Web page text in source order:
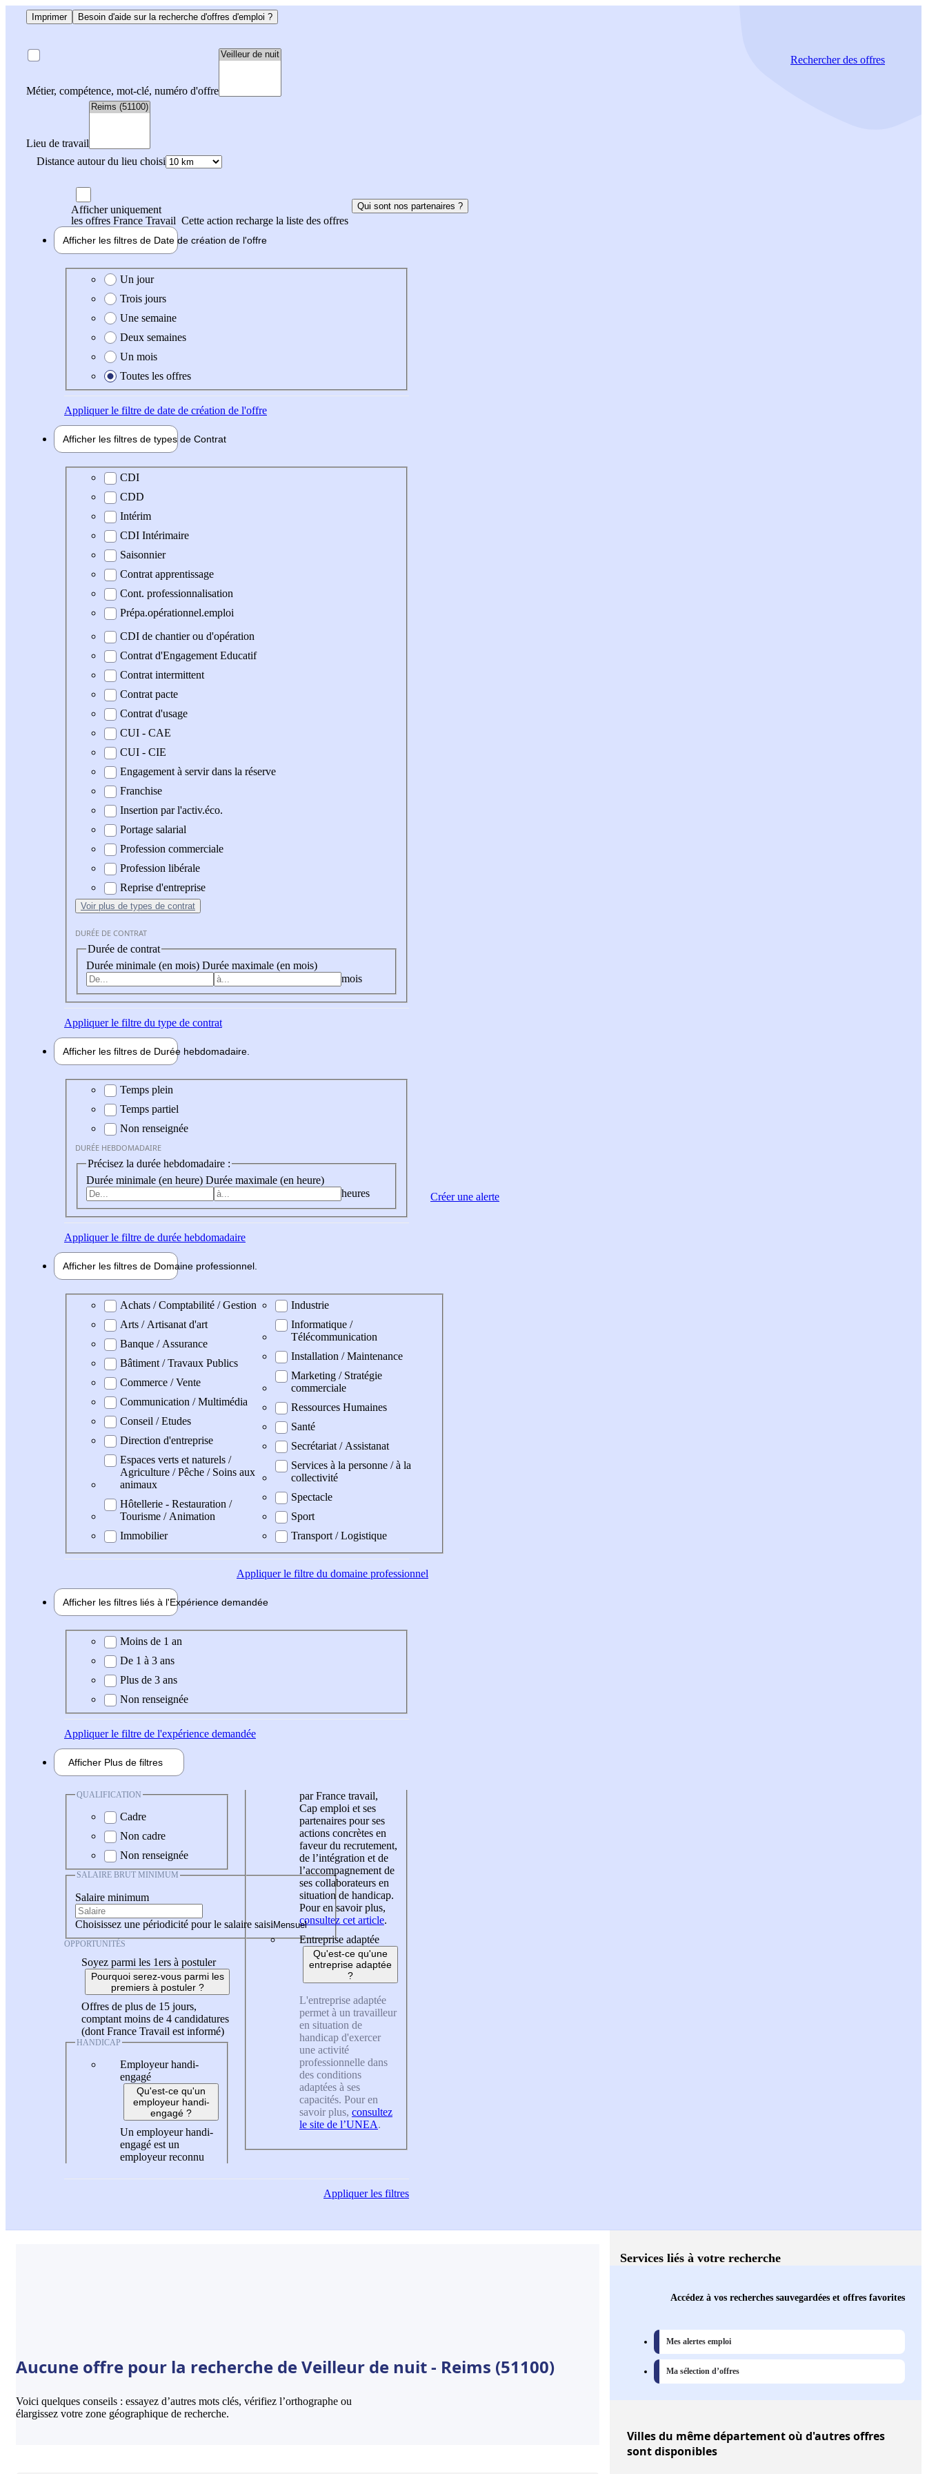
Imprimer Besoin d'aide sur la recherche d'offres d'emploi ?
Métier, compétence, mot-clé, numéro d'offre
Lieu de travail
Distance autour du lieu choisi
Rechercherdes offres
Afficher uniquement
les offres France Travail Cette action recharge la liste des offres
Qui sont nos partenaires ?
Afficher les filtres de Date de création de l'offre
Date de création de l'offre
Un jour
Trois jours
Une semaine
Deux semaines
Un mois
Toutes les offres
Appliquerle filtre de date de création de l'offre
Afficher les filtres de types de Contrat
Type de contrat
CDI
CDD
Intérim
CDI Intérimaire
Saisonnier
Contrat apprentissage
Cont. professionnalisation
Prépa.opérationnel.emploi
CDI de chantier ou d'opération
Contrat d'Engagement Educatif
Contrat intermittent
Contrat pacte
Contrat d'usage
CUI - CAE
CUI - CIE
Engagement à servir dans la réserve
Franchise
Insertion par l'activ.éco.
Portage salarial
Profession commerciale
Profession libérale
Reprise d'entreprise
Voir plus de types de contrat
DURÉE DE CONTRAT
Durée de contrat
Durée minimale (en mois) Durée maximale (en mois)
mois
Appliquerle filtre du type de contrat
Afficher les filtres de Durée hebdomadaire
Durée hebdomadaire
Temps plein
Temps partiel
Non renseignée
DURÉE HEBDOMADAIRE
Précisez la durée hebdomadaire :
Durée minimale (en heure) Durée maximale (en heure)
heures
Appliquerle filtre de durée hebdomadaire
Afficher les filtres de Domaine professionnel
Domaine professionel
Achats / Comptabilité / Gestion
Arts / Artisanat d'art
Banque / Assurance
Bâtiment / Travaux Publics
Commerce / Vente
Communication / Multimédia
Conseil / Etudes
Direction d'entreprise
Espaces verts et naturels /
Agriculture / Pêche / Soins aux
animaux
Hôtellerie - Restauration /
Tourisme / Animation
Immobilier
Industrie
Informatique /
Télécommunication
Installation / Maintenance
Marketing / Stratégie
commerciale
Ressources Humaines
Santé
Secrétariat / Assistanat
Services à la personne / à la
collectivité
Spectacle
Sport
Transport / Logistique
Appliquerle filtre du domaine professionnel
Afficher les filtres liés à l'Expérience demandée
Expérience demandée
Moins de 1 an
De 1 à 3 ans
Plus de 3 ans
Non renseignée
Appliquerle filtre de l'expérience demandée
Afficher Plus de filtres
QUALIFICATION
Cadre
Non cadre
Non renseignée
SALAIRE BRUT MINIMUM
Salaire minimum
Choisissez une périodicité pour le salaire saisi
OPPORTUNITÉS
Soyez parmi les 1ers à postuler
Pourquoi serez-vous parmi les
premiers à postuler ?
Offres de plus de 15 jours,
comptant moins de 4 candidatures
(dont France Travail est informé)
HANDICAP
Employeur handi-
engagé
Qu'est-ce qu'un
employeur handi-
engagé ?
Un employeur handi-
engagé est un
employeur reconnu
par France travail,
Cap emploi et ses
partenaires pour ses
actions concrètes en
faveur du recrutement,
de l’intégration et de
l’accompagnement de
ses collaborateurs en
situation de handicap.
Pour en savoir plus,
consultez cet article.
Entreprise adaptée
Qu'est-ce qu'une
entreprise adaptée
?
L'entreprise adaptée
permet à un travailleur
en situation de
handicap d'exercer
une activité
professionnelle dans
des conditions
adaptées à ses
capacités. Pour en
savoir plus, consultez
le site de l’UNEA.
Appliquerles filtres
Créer une alerte
Aucune offre pour la recherche de Veilleur de nuit - Reims (51100)
Voici quelques conseils : essayez d’autres mots clés, vérifiez l’orthographe ou
élargissez votre zone géographique de recherche.
Services liés à votre recherche
Accédez à vos recherches sauvegardées et offres favorites
Mes alertes emploi
Ma sélection d’offres
Villesdu même département où d'autres offres
sont disponibles